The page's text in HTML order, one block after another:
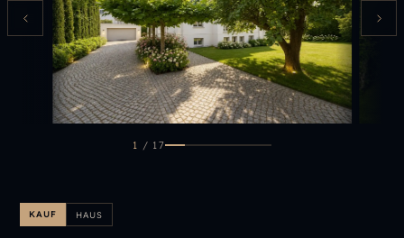
IMMOBILIE BEWERTEN
1 / 17
KAUF HAUS